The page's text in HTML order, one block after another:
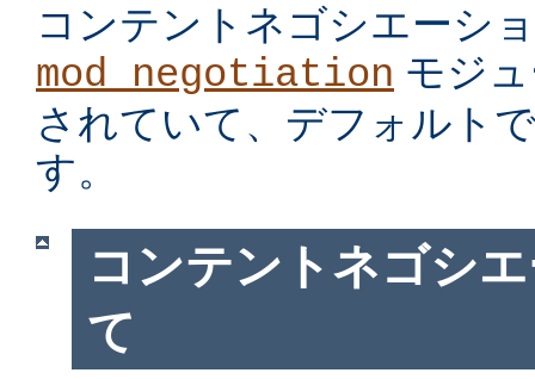
コンテントネゴシエーシ
mod_negotiation モジ
されていて、デフォルト
す。
コンテントネゴシ
て